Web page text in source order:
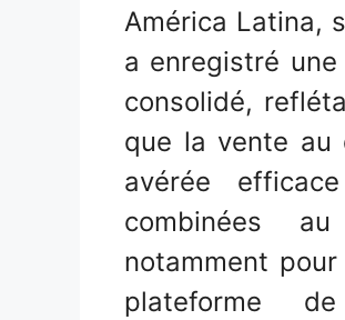
América Latina,
a enregistré
consolidé,
que la vente au
avérée
combinées
notamment
plateforme